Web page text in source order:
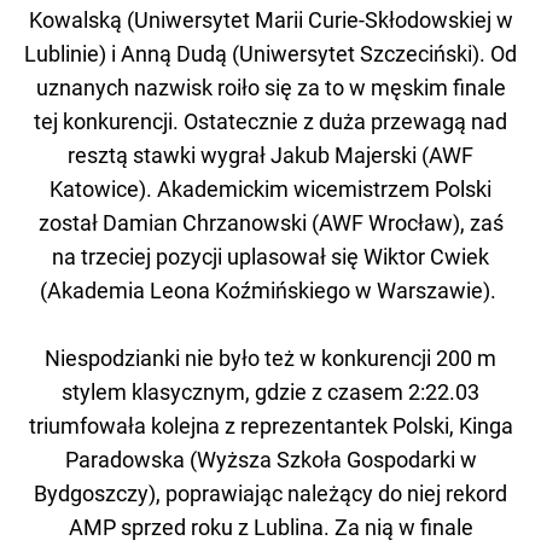
Kowalską (Uniwersytet Marii Curie-Skłodowskiej w
Lublinie) i Anną Dudą (Uniwersytet Szczeciński). Od
uznanych nazwisk roiło się za to w męskim finale
tej konkurencji. Ostatecznie z duża przewagą nad
resztą stawki wygrał Jakub Majerski (AWF
Katowice). Akademickim wicemistrzem Polski
został Damian Chrzanowski (AWF Wrocław), zaś
na trzeciej pozycji uplasował się Wiktor Cwiek
(Akademia Leona Koźmińskiego w Warszawie).
Niespodzianki nie było też w konkurencji 200 m
stylem klasycznym, gdzie z czasem 2:22.03
triumfowała kolejna z reprezentantek Polski, Kinga
Paradowska (Wyższa Szkoła Gospodarki w
Bydgoszczy), poprawiając należący do niej rekord
AMP sprzed roku z Lublina. Za nią w finale